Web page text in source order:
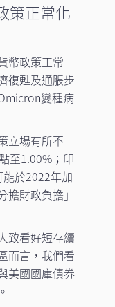
策正常化
幣政策正常
復甦及通脹步
變種病
立場有所不
至1.00%；印
於2022年加
財政負擔」
致看好短存續
而言，我們看
美國國庫債券